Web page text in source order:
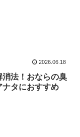
2026.06.18
法！おならの臭
ナタにおすすめ